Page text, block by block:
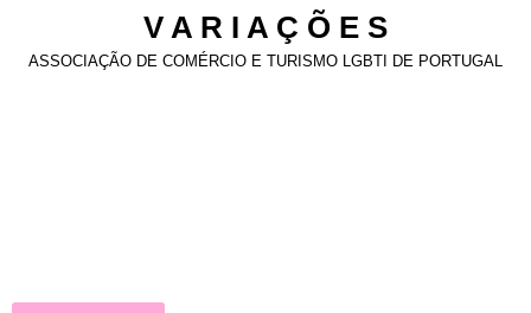
V A R I A Ç Õ E S
ASSOCIAÇÃO DE COMÉRCIO E TURISMO LGBTI DE PORTUGAL